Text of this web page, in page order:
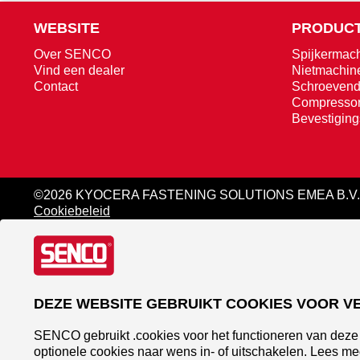
WEBSITE
Over SENCO
Vind een dealer
Contact
©2026 KYOCERA FASTENING SOLUTIONS EMEA B.V.
Cookiebeleid
DEZE WEBSITE GEBRUIKT COOKIES VOOR
SENCO gebruikt .cookies voor het functioneren van
optionele cookies naar wens in- of uitschakelen. Lees